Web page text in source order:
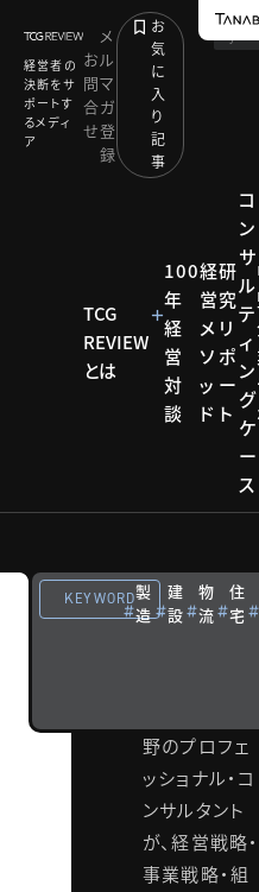
経営者の
決断をサ
ポートす
るメディ
ア
お
問
合
せ
メ
ル
マ
ガ
登
録
お
気
に
入
り
記
事
TCG
REVIEW
とは
100
年
経
営
対
談
経
営
メ
ソ
ッ
ド
研
究
リ
ポ
ー
ト
コ
ン
サ
ル
テ
ィ
ン
グ
ケ
ー
ス
KEYWORD製
造
建
設
物
流
住
宅
コンサルティング メ
人材育成の目的を明確化
部
コンサルティ
ング メソッド
ルティ
ソッド
野のプロフェ
ッショナル・コ
ンサルタント
が、経営戦略・
事業戦略・組